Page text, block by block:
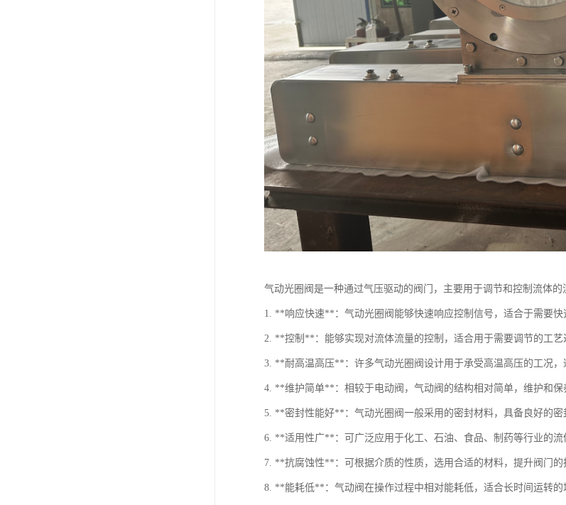
气动光圈阀是一种通过气压驱动的阀门，主要用于调节和控制流体的
1. **响应快速**：气动光圈阀能够快速响应控制信号，适合于需要快
2. **控制**：能够实现对流体流量的控制，适合用于需要调节的工艺
3. **耐高温高压**：许多气动光圈阀设计用于承受高温高压的工况，
4. **维护简单**：相较于电动阀，气动阀的结构相对简单，维护和保
5. **密封性能好**：气动光圈阀一般采用的密封材料，具备良好的密
6. **适用性广**：可广泛应用于化工、石油、食品、制药等行业的流
7. **抗腐蚀性**：可根据介质的性质，选用合适的材料，提升阀门的
8. **能耗低**：气动阀在操作过程中相对能耗低，适合长时间运转的